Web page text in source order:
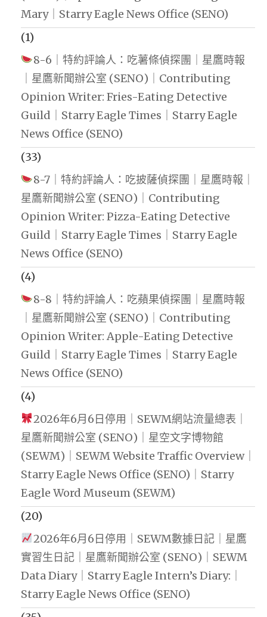
Mary｜Starry Eagle News Office (SENO)
(1)
8-6｜特約評論人：吃薯條偵探團｜星鷹時報
｜星鷹新聞辦公室 (SENO)｜Contributing
Opinion Writer: Fries-Eating Detective
Guild｜Starry Eagle Times｜Starry Eagle
News Office (SENO)
(33)
8-7｜特約評論人：吃披薩偵探團｜星鷹時報｜
星鷹新聞辦公室 (SENO)｜Contributing
Opinion Writer: Pizza-Eating Detective
Guild｜Starry Eagle Times｜Starry Eagle
News Office (SENO)
(4)
8-8｜特約評論人：吃蘋果偵探團｜星鷹時報
｜星鷹新聞辦公室 (SENO)｜Contributing
Opinion Writer: Apple-Eating Detective
Guild｜Starry Eagle Times｜Starry Eagle
News Office (SENO)
(4)
2026年6月6日停用｜SEWM網站流量總表｜
星鷹新聞辦公室 (SENO)｜星空文字博物館
(SEWM)｜SEWM Website Traffic Overview｜
Starry Eagle News Office (SENO)｜Starry
Eagle Word Museum (SEWM)
(20)
2026年6月6日停用｜SEWM數據日記｜星鷹
實習生日記｜星鷹新聞辦公室 (SENO)｜SEWM
Data Diary｜Starry Eagle Intern’s Diary:｜
Starry Eagle News Office (SENO)